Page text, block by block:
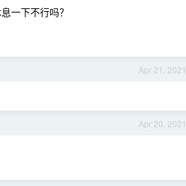
一下不行吗？
Apr 21, 2021
Apr 20, 2021